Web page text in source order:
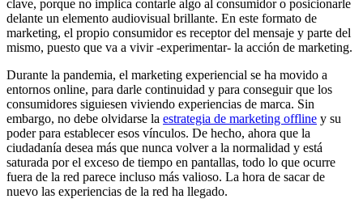
clave, porque no implica contarle algo al consumidor o posicionarle
delante un elemento audiovisual brillante. En este formato de
marketing, el propio consumidor es receptor del mensaje y parte del
mismo, puesto que va a vivir -experimentar- la acción de marketing.
Durante la pandemia, el marketing experiencial se ha movido a
entornos online, para darle continuidad y para conseguir que los
consumidores siguiesen viviendo experiencias de marca. Sin
embargo, no debe olvidarse la estrategia de marketing offline y su
poder para establecer esos vínculos. De hecho, ahora que la
ciudadanía desea más que nunca volver a la normalidad y está
saturada por el exceso de tiempo en pantallas, todo lo que ocurre
fuera de la red parece incluso más valioso. La hora de sacar de
nuevo las experiencias de la red ha llegado.